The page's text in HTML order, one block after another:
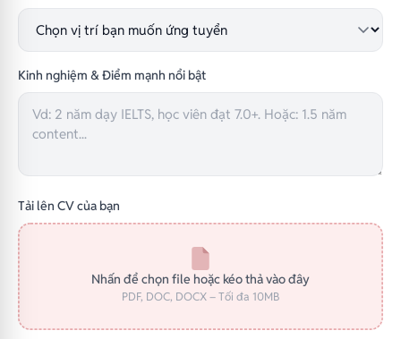
Kinh nghiệm & Điểm mạnh nổi bật
Tải lên CV của bạn
Nhấn để chọn file hoặc kéo thả vào đây
PDF, DOC, DOCX – Tối đa 10MB